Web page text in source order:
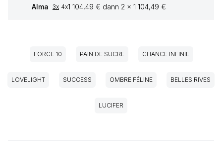
Alma 3x 4x1 104,49 € dann 2 x 1 104,49 €
FORCE 10 PAIN DE SUCRE CHANCE INFINIE
LOVELIGHT SUCCESS OMBRE FÉLINE BELLES RIVES
LUCIFER